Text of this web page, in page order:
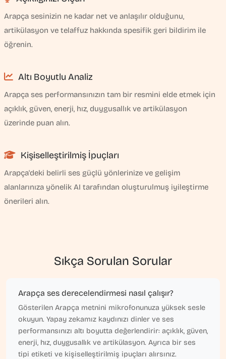
Arapça sesinizin ne kadar net ve anlaşılır olduğunu,
artikülasyon ve telaffuz hakkında spesifik geri bildirim ile
öğrenin.
Altı Boyutlu Analiz
Arapça ses performansınızın tam bir resmini elde etmek için
açıklık, güven, enerji, hız, duygusallık ve artikülasyon
üzerinde puan alın.
Kişiselleştirilmiş İpuçları
Arapça'deki belirli ses güçlü yönlerinize ve gelişim
alanlarınıza yönelik AI tarafından oluşturulmuş iyileştirme
önerileri alın.
Sıkça Sorulan Sorular
Arapça ses derecelendirmesi nasıl çalışır?
Gösterilen Arapça metnini mikrofonunuza yüksek sesle
okuyun. Yapay zekamız kaydınızı dinler ve ses
performansınızı altı boyutta değerlendirir: açıklık, güven,
enerji, hız, duygusallık ve artikülasyon. Ayrıca bir ses
tipi etiketi ve kişiselleştirilmiş ipuçları alırsınız.